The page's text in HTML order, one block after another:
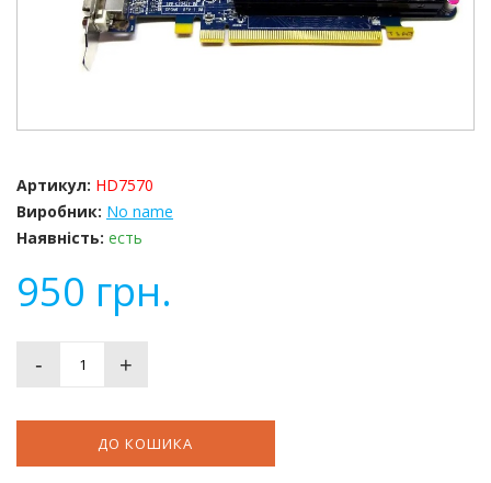
Артикул: HD7570
Виробник: No name
Наявність: есть
950 грн.
- +
ДО КОШИКА